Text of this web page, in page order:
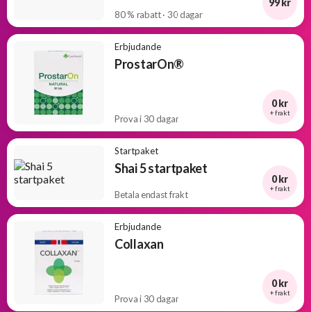
80 % rabatt · 30 dagar
99 kr
Erbjudande
ProstarOn®
Prova i 30 dagar
0 kr
+ frakt
Startpaket
Shai 5 startpaket
Betala endast frakt
0 kr
+ frakt
Erbjudande
Collaxan
Prova i 30 dagar
0 kr
+ frakt